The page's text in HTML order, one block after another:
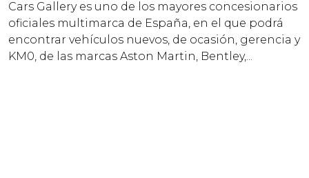
Cars Gallery es uno de los mayores concesionarios
oficiales multimarca de España, en el que podrá
encontrar vehículos nuevos, de ocasión, gerencia y
KM0, de las marcas Aston Martin, Bentley,...